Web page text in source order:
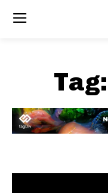
Tag: